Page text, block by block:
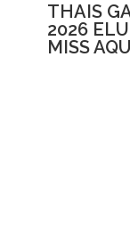
THAIS
2026
MISS